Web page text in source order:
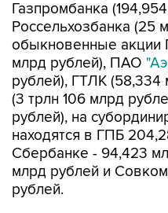
Газпромбанка
Россельхозбанка (25
обыкновенные
млрд рублей), ПАО
рублей), ГТЛК
(3 трлн 106 млрд
рублей), на
находятся в ГПБ
Сбербанке - 94,423
млрд рублей и
рублей.